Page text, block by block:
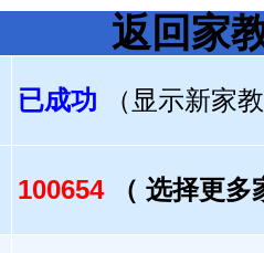
返回家
已成功 （显示新家
100654 （ 选择更